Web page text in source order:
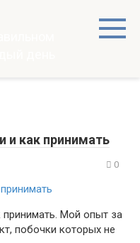
и как принимать
0
принимать. Мой опыт за
побочки которых не